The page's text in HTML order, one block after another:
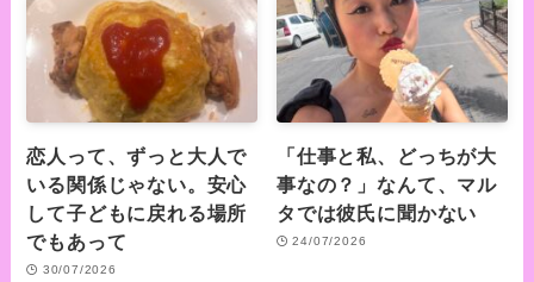
恋人って、ずっと大人で
いる関係じゃない。安心
して子どもに戻れる場所
でもあって
30/07/2026
「仕事と私、どっちが大
事なの？」なんて、マル
タでは彼氏に聞かない
24/07/2026